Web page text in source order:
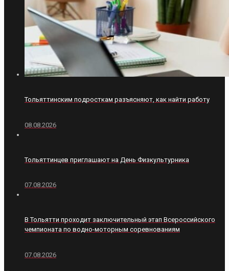
Тольяттинским подросткам разъясняют, как найти работу
08.08.2026
Тольяттинцев приглашают на День Физкультурника
07.08.2026
В Тольятти проходит заключительный этап Всероссийского
чемпионата по водно-моторным соревнованиям
07.08.2026